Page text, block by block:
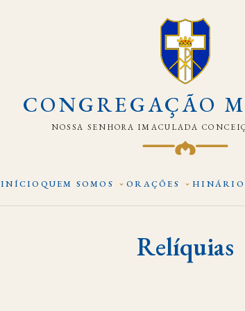
CONGREGAÇÃO
NOSSA SENHORA IMACULADA
INÍCIO QUEM SOMOS ORAÇÕES HINÁRIO
Relíquias